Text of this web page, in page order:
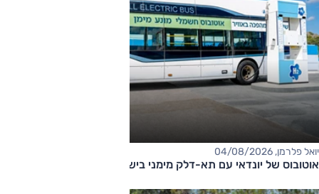
יואל פלרמן, 04/08/2026
אוטובוס של יונדאי עם תא-דלק מימני בישראל